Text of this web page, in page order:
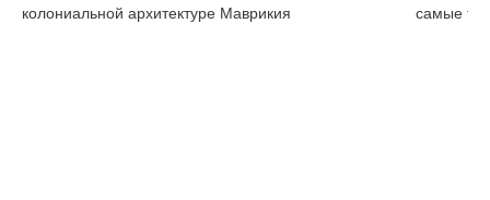
колониальной архитектуре Маврикия
самые